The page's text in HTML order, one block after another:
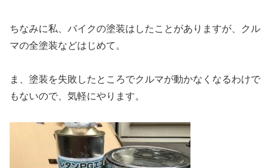
ちなみに私、バイクの塗装はしたことがありますが、クル
マの全塗装などはじめて。
ま、塗装を失敗したところでクルマが動かなくなるわけで
もないので、気軽にやります。